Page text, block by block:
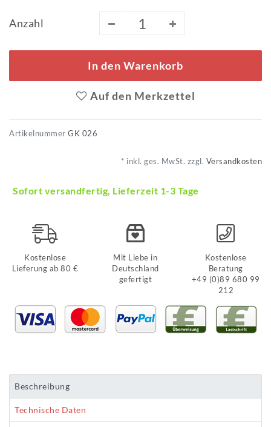
Anzahl
In den Warenkorb
Auf den Merkzettel
Artikelnummer GK 026
* inkl. ges. MwSt. zzgl. Versandkosten
Sofort versandfertig, Lieferzeit 1-3 Tage
Kostenlose
Lieferung ab 80 €
Mit Liebe in
Deutschland
gefertigt
Kostenlose
Beratung
+49 (0)89 680 99
212
Beschreibung
Technische Daten